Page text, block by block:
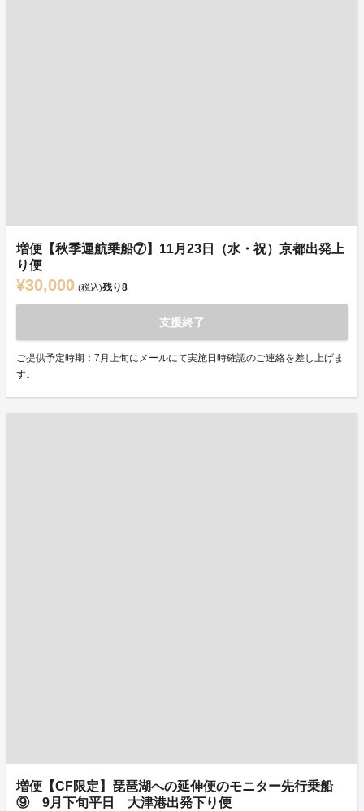
増便【秋季運航乗船⑦】11月23日（水・祝）京都出発上
り便
¥30,000 (税込)残り8
支援終了
ご提供予定時期：7月上旬にメールにて実施日時確認のご連絡を差し上げま
す。
増便【CF限定】琵琶湖への延伸便のモニター先行乗船
⑨ 9月下旬平日 大津港出発下り便